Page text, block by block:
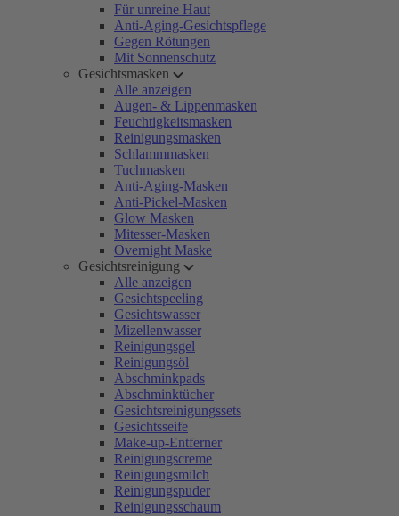
Für unreine Haut
Anti-Aging-Gesichtspflege
Gegen Rötungen
Mit Sonnenschutz
Gesichtsmasken
Alle anzeigen
Augen- & Lippenmasken
Feuchtigkeitsmasken
Reinigungsmasken
Schlammmasken
Tuchmasken
Anti-Aging-Masken
Anti-Pickel-Masken
Glow Masken
Mitesser-Masken
Overnight Maske
Gesichtsreinigung
Alle anzeigen
Gesichtspeeling
Gesichtswasser
Mizellenwasser
Reinigungsgel
Reinigungsöl
Abschminkpads
Abschminktücher
Gesichtsreinigungssets
Gesichtsseife
Make-up-Entferner
Reinigungscreme
Reinigungsmilch
Reinigungspuder
Reinigungsschaum